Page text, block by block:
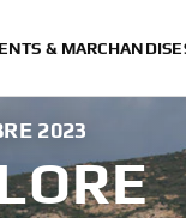
&
2023